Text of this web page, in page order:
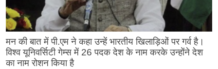
मन की बात में पी.एम ने कहा उन्हें भारतीय खिलाड़िओं पर गर्व है।
विश्व यूनिवर्सिटी गेम्स में 26 पदक देश के नाम करके उन्होंने देश
का नाम रोशन किया है